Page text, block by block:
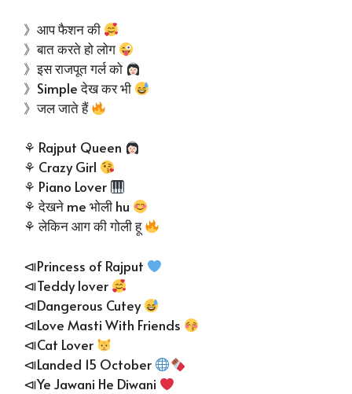
》आप फैशन की
》बात करते हो लोग
》इस राजपूत गर्ल को
》Simple देख कर भी
》जल जाते हैं
⚘ Rajput Queen
⚘ Crazy Girl
⚘ Piano Lover
⚘ देखने me भोली hu
⚘ लेकिन आग की गोली हू
⧏Princess of Rajput
⧏Teddy lover
⧏Dangerous Cutey
⧏Love Masti With Friends
⧏Cat Lover
⧏Landed 15 October
⧏Ye Jawani He Diwani